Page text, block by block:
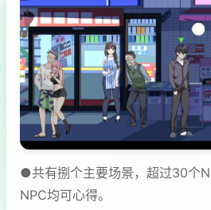
●共有捌个主要场景，超过30个
NPC均可心得。